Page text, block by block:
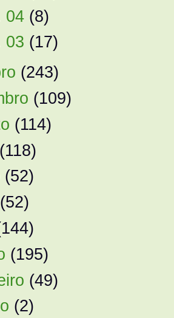
04 (8)
03 (17)
(243)
(109)
(114)
(118)
(52)
(52)
(195)
(49)
(2)